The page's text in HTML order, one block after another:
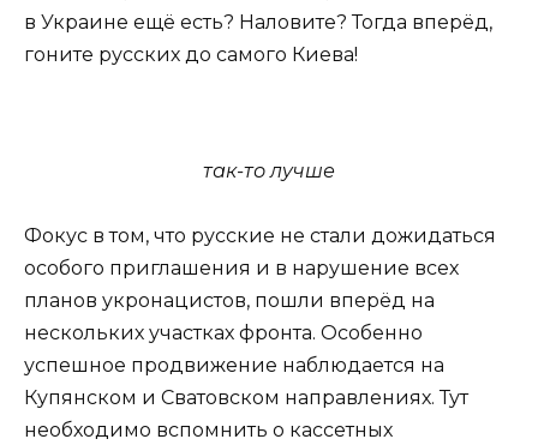
в Украине ещё есть? Наловите? Тогда вперёд,
гоните русских до самого Киева!
так-то лучше
Фокус в том, что русские не стали дожидаться
особого приглашения и в нарушение всех
планов укронацистов, пошли вперёд на
нескольких участках фронта. Особенно
успешное продвижение наблюдается на
Купянском и Сватовском направлениях. Тут
необходимо вспомнить о кассетных